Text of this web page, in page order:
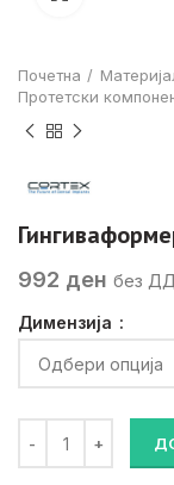
Почетна
Протетски
992 ден без
Димензија